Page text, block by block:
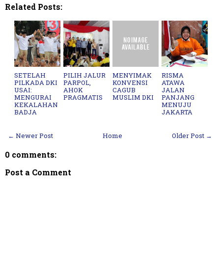
Related Posts:
SETELAH
PILKADA DKI
USAI:
MENGURAI
KEKALAHAN
BADJA
PILIH JALUR
PARPOL,
AHOK
PRAGMATIS
MENYIMAK
KONVENSI
CAGUB
MUSLIM DKI
RISMA
ATAWA
JALAN
PANJANG
MENUJU
JAKARTA
← Newer Post Older Post →
Home
0 comments:
Post a Comment